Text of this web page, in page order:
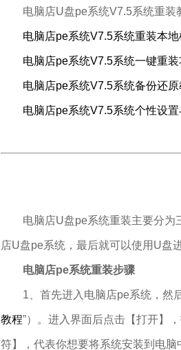
电脑店U盘pe系统V7.5系统重装
电脑店pe系统V7.5系统重装本
电脑店pe系统V7.5系统一键重
电脑店pe系统V7.5系统备份还
电脑店pe系统V7.5系统个性设
电脑店U盘pe系统重装主要分为
店U盘pe系统，最后就可以使用U盘
电脑店pe系统重装步骤
1、首先进入电脑店pe系统，然
教程”）。进入界面后点击【打开】
符】，代表你想要将系统安装到电